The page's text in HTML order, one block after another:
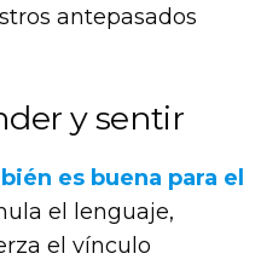
antepasados
y sentir
es buena para el
el lenguaje,
el vínculo